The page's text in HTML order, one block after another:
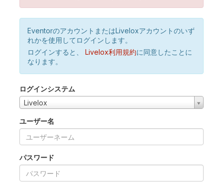
EventorのアカウントまたはLiveloxアカウントのいず
れかを使用してログインします。
ログインすると、
Livelox利用規約に同意したことに
なります。
ログインシステム
Livelox
ユーザー名
パスワード